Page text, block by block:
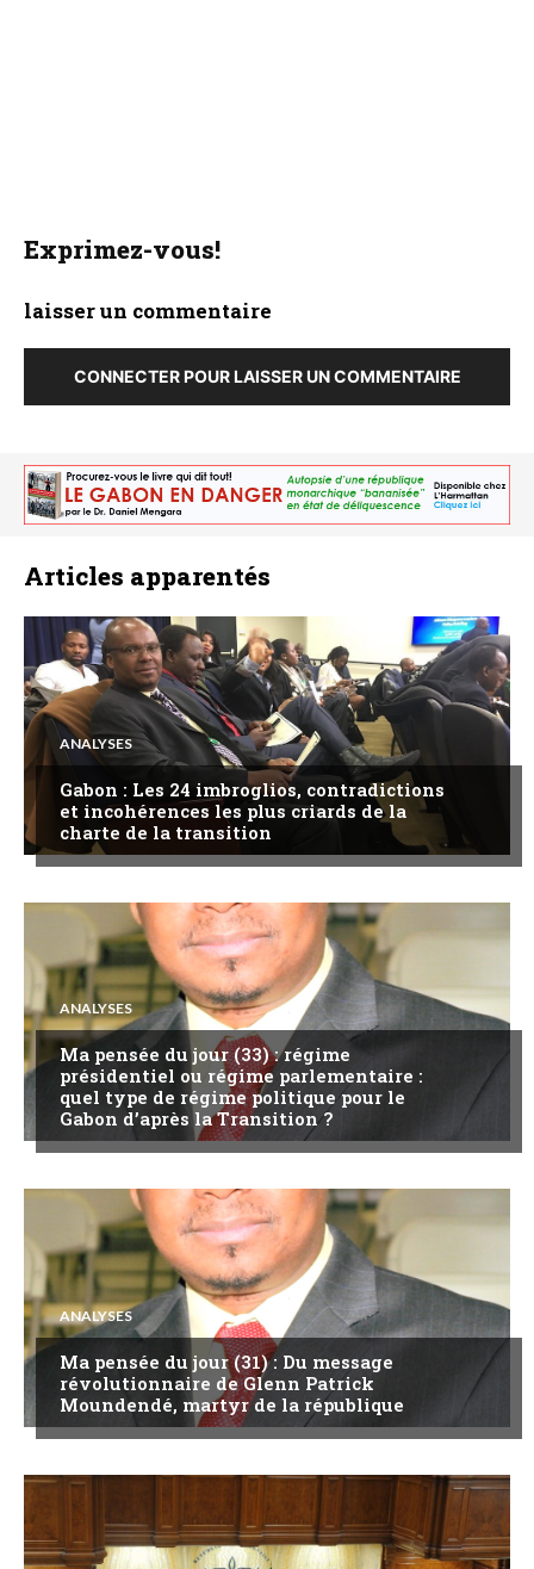
Exprimez-vous!
laisser un commentaire
CONNECTER POUR LAISSER UN COMMENTAIRE
Articles apparentés
ANALYSES
Gabon : Les 24 imbroglios, contradictions
et incohérences les plus criards de la
charte de la transition
ANALYSES
Ma pensée du jour (33) : régime
présidentiel ou régime parlementaire :
quel type de régime politique pour le
Gabon d’après la Transition ?
ANALYSES
Ma pensée du jour (31) : Du message
révolutionnaire de Glenn Patrick
Moundendé, martyr de la république